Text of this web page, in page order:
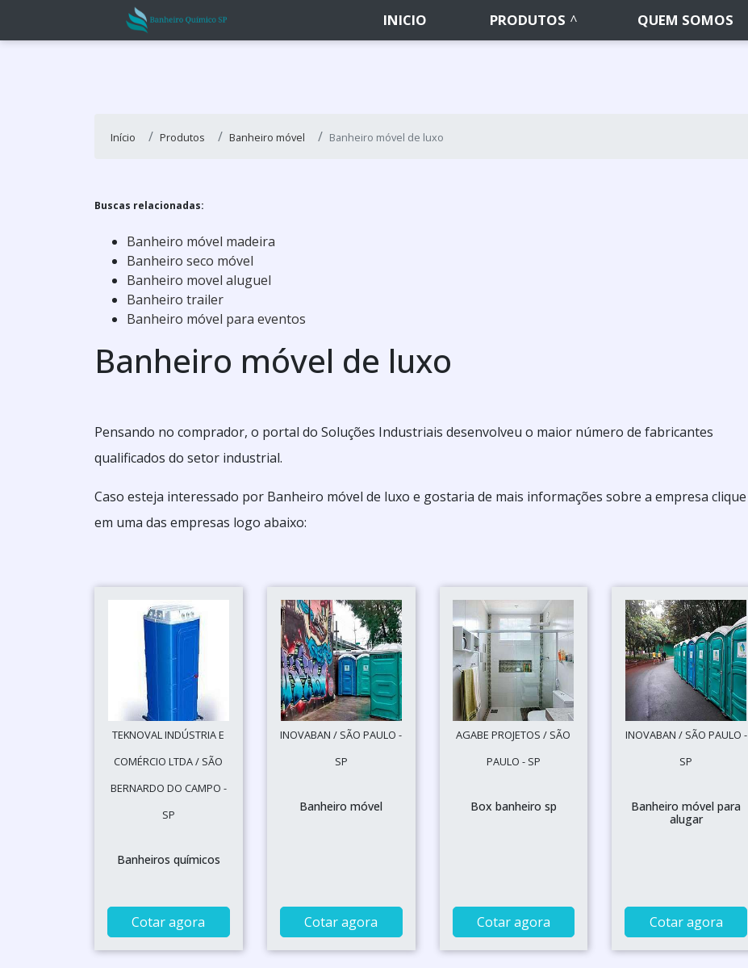
INICIO PRODUTOS QUEM SOMOS
Início Produtos Banheiro móvel Banheiro móvel de luxo
Buscas relacionadas:
Banheiro móvel madeira
Banheiro seco móvel
Banheiro movel aluguel
Banheiro trailer
Banheiro móvel para eventos
Banheiro móvel de luxo
Pensando no comprador, o portal do Soluções Industriais desenvolveu o maior número de fabricantes
qualificados do setor industrial.
Caso esteja interessado por Banheiro móvel de luxo e gostaria de mais informações sobre a empresa clique
em uma das empresas logo abaixo:
TEKNOVAL INDÚSTRIA E
COMÉRCIO LTDA / SÃO
BERNARDO DO CAMPO -
SP
Banheiros químicos
Cotar agora
INOVABAN / SÃO PAULO -
SP
Banheiro móvel
Cotar agora
AGABE PROJETOS / SÃO
PAULO - SP
Box banheiro sp
Cotar agora
INOVABAN / SÃO PAULO -
SP
Banheiro móvel para
alugar
Cotar agora